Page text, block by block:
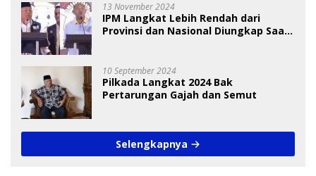
13 November 2024
IPM Langkat Lebih Rendah dari
Provinsi dan Nasional Diungkap Saat
10 September 2024
Pilkada Langkat 2024 Bak
Pertarungan Gajah dan Semut
Selengkapnya